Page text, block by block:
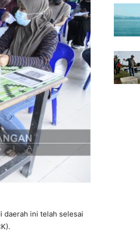
daerah ini telah selesai